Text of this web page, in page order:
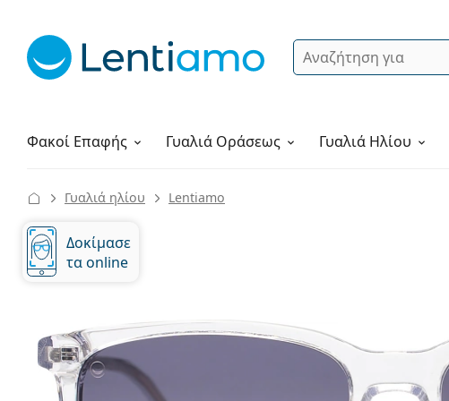
Αναζήτηση
Φακοί Επαφής
Υγρά φακών ΓυαλιάΟράσεως Γυαλιά Ηλίου
Πώς να παραγγείλετε
Γυαλιά ηλίου Lentiamo
Δοκίμασε
τα online